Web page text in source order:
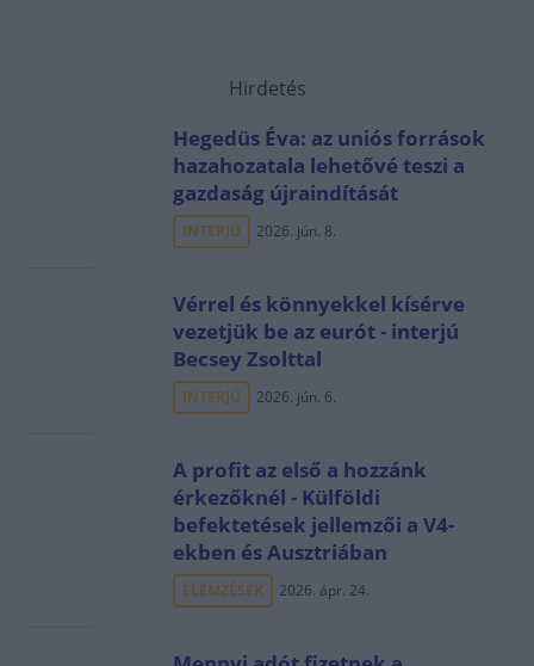
Hirdetés
Hegedüs Éva: az uniós források
hazahozatala lehetővé teszi a
gazdaság újraindítását
INTERJÚ 2026. jún. 8.
Vérrel és könnyekkel kísérve
vezetjük be az eurót - interjú
Becsey Zsolttal
INTERJÚ 2026. jún. 6.
A profit az első a hozzánk
érkezőknél - Külföldi
befektetések jellemzői a V4-
ekben és Ausztriában
ELEMZÉSEK 2026. ápr. 24.